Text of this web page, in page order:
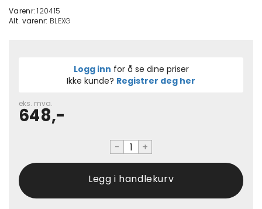
Varenr:120415
Alt. varenr: BLEXG
Logg inn for å se dine priser
Ikke kunde? Registrer deg her
eks. mva.
648,-
- +